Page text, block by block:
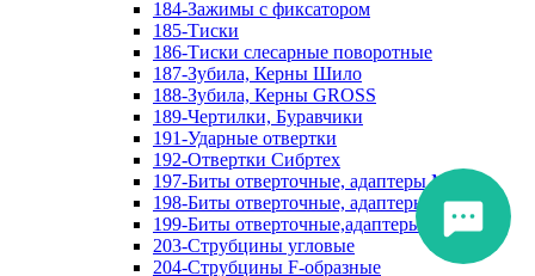
184-Зажимы с фиксатором
185-Тиски
186-Тиски слесарные поворотные
187-Зубила, Керны Шило
188-Зубила, Керны GROSS
189-Чертилки, Буравчики
191-Ударные отвертки
192-Отвертки Сибртех
197-Биты отверточные, адаптеры Matrix
198-Биты отверточные, адаптеры Прочие
199-Биты отверточные,адаптеры Сибртех
203-Струбцины угловые
204-Струбцины F-образные